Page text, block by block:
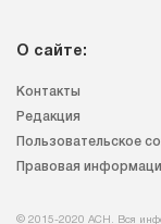
О сайте:
Контакты
Редакция
Пользовательское
Правовая
© 2015-2020 АСН. Вся